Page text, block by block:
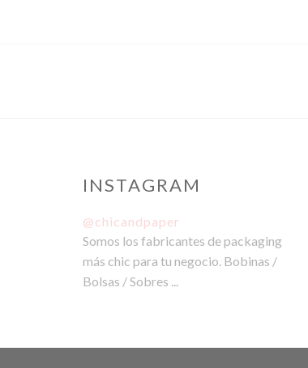
INSTAGRAM
@chicandpaper
Somos los fabricantes de packaging
más chic para tu negocio. Bobinas /
Bolsas / Sobres ...